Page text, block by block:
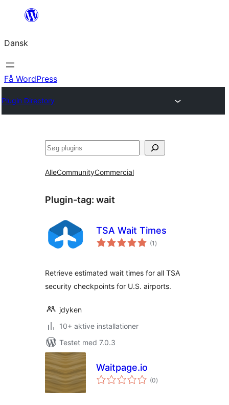
Spring
indhold
Dansk
Få WordPress
Plugin Directory
Søg
AlleCommunityCommercial
Plugin-tag: wait
TSA Wait Times
(1 totale
bedømmelser
)
Retrieve estimated wait times for all TSA
security checkpoints for U.S. airports.
jdyken
10+ aktive installationer
Testet med 7.0.3
Waitpage.io
(0totale
bedømmelser
)